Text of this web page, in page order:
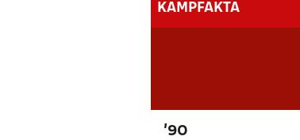
KAMPFAKTA
'90